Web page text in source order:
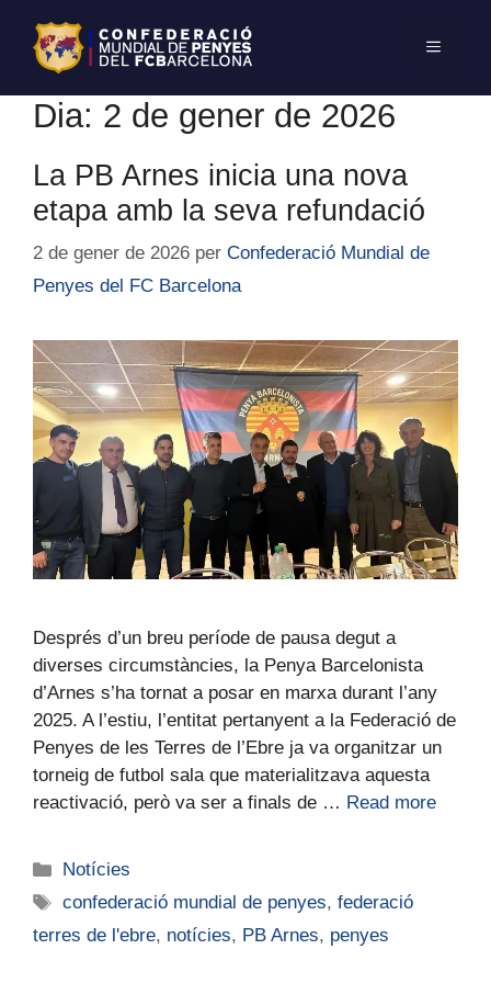
Dia: 2 de gener de 2026
La PB Arnes inicia una nova
etapa amb la seva refundació
2 de gener de 2026 per Confederació Mundial de
Penyes del FC Barcelona
Després d’un breu període de pausa degut a
diverses circumstàncies, la Penya Barcelonista
d’Arnes s’ha tornat a posar en marxa durant l’any
2025. A l’estiu, l’entitat pertanyent a la Federació de
Penyes de les Terres de l’Ebre ja va organitzar un
torneig de futbol sala que materialitzava aquesta
reactivació, però va ser a finals de … Read more
Notícies
confederació mundial de penyes,federació
terres de l'ebre, notícies, PB Arnes, penyes